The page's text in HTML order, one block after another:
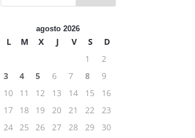
agosto 2026
L M X J V S
D
1
2
3
4 5 6 7 8
9
10
11 12 13 14 15
16
17
18 19 20 21 22
23
24 25 26 27 28 29
30